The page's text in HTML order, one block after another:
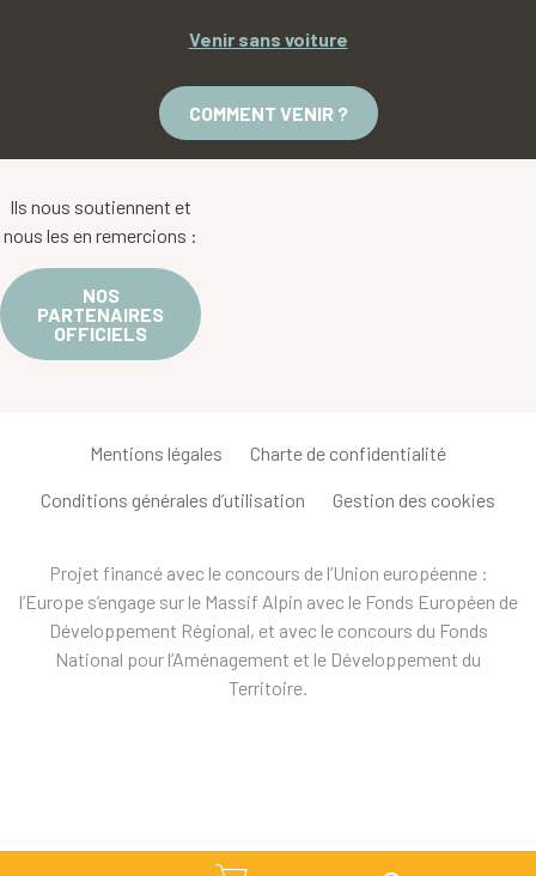
Venir sans voiture
COMMENT VENIR ?
Ils nous soutiennent et
nous les en remercions :
NOS
PARTENAIRES
OFFICIELS
Mentions légales Charte de confidentialité
Conditions générales d’utilisation Gestion des cookies
Projet financé avec le concours de l’Union européenne :
l’Europe s’engage sur le Massif Alpin avec le Fonds Européen de
Développement Régional, et avec le concours du Fonds
National pour l’Aménagement et le Développement du
Territoire.